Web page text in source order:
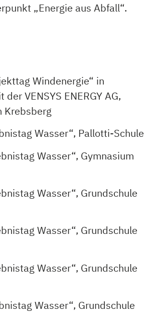
„Energie aus Abfall“.
Windenergie“ in
VENSYS ENERGY AG,
Krebsberg
Wasser“, Pallotti-Schule
Wasser“, Gymnasium
Wasser“, Grundschule
Wasser“, Grundschule
Wasser“, Grundschule
Wasser“, Grundschule